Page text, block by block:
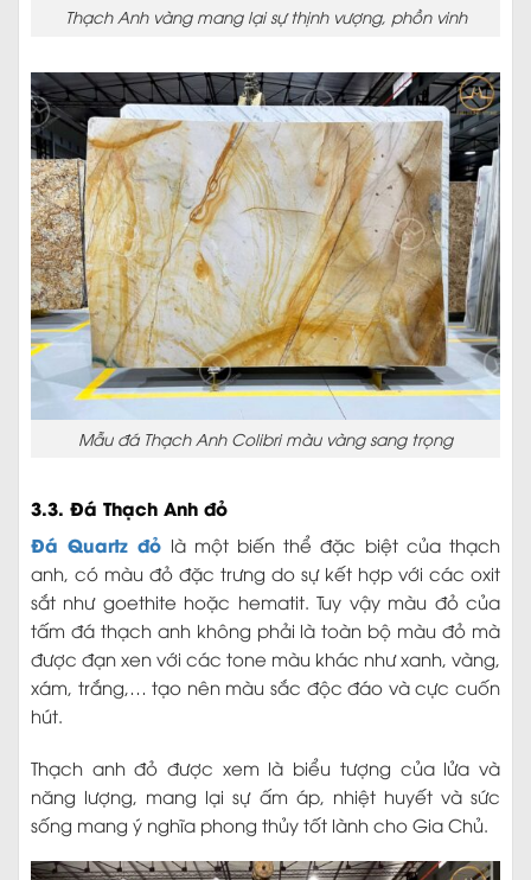
Thạch Anh vàng mang lại sự thịnh vượng, phồn vinh
Mẫu đá Thạch Anh Colibri màu vàng sang trọng
3.3. Đá Thạch Anh đỏ
Đá Quartz đỏ là một biến thể đặc biệt của thạch
anh, có màu đỏ đặc trưng do sự kết hợp với các oxit
sắt như goethite hoặc hematit. Tuy vậy màu đỏ của
tấm đá thạch anh không phải là toàn bộ màu đỏ mà
được đạn xen với các tone màu khác như xanh, vàng,
xám, trắng,… tạo nên màu sắc độc đáo và cực cuốn
hút.
Thạch anh đỏ được xem là biểu tượng của lửa và
năng lượng, mang lại sự ấm áp, nhiệt huyết và sức
sống mang ý nghĩa phong thủy tốt lành cho Gia Chủ.